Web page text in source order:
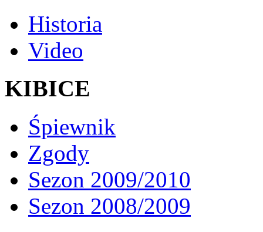
Historia
Video
KIBICE
Śpiewnik
Zgody
Sezon 2009/2010
Sezon 2008/2009